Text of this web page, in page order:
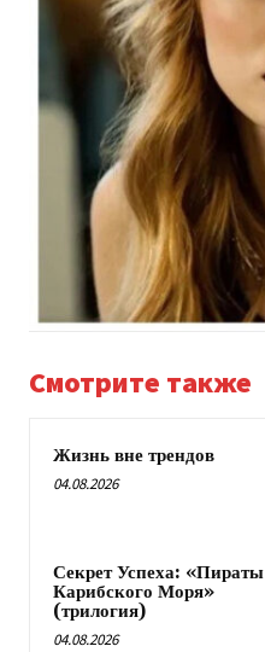
Смотрите также
Жизнь вне трендов
04.08.2026
Секрет Успеха: «Пираты
Карибского Моря»
(трилогия)
04.08.2026